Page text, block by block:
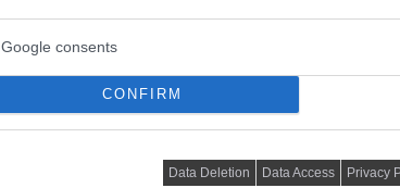
Google consents
CONFIRM
Data Deletion Data Access Privacy